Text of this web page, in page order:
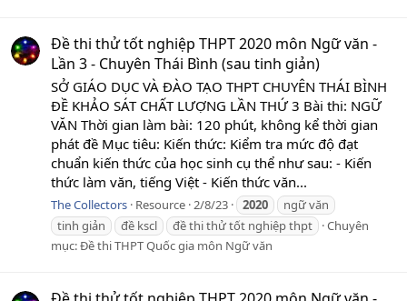
Đề thi thử tốt nghiệp THPT 2020 môn Ngữ văn -
Lần 3 - Chuyên Thái Bình (sau tinh giản)
SỞ GIÁO DỤC VÀ ĐÀO TẠO THPT CHUYÊN THÁI BÌNH
ĐỀ KHẢO SÁT CHẤT LƯỢNG LẦN THỨ 3 Bài thi: NGỮ
VĂN Thời gian làm bài: 120 phút, không kể thời gian
phát đề Mục tiêu: Kiến thức: Kiểm tra mức độ đạt
chuẩn kiến thức của học sinh cụ thể như sau: - Kiến
thức làm văn, tiếng Việt - Kiến thức văn...
The Collectors Resource 2/8/23 2020
ngữ văn
tinh giản
đề kscl đề thi thử tốt nghiệp thpt
Chuyên
mục:Đề thi THPT Quốc gia môn Ngữ văn